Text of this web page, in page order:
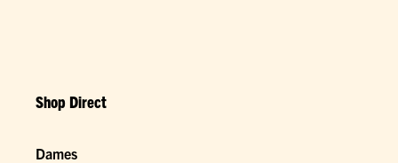
Shop Direct
Dames